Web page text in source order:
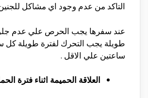
التاكد من عدم وجود اي مشاكل
عند سفرها يجب الحرص علي عدم
طويلة يجب التحرك لفترة طويلة كل
ساعتين علي الاقل .
العلاقة الحميمة اثناء فترة